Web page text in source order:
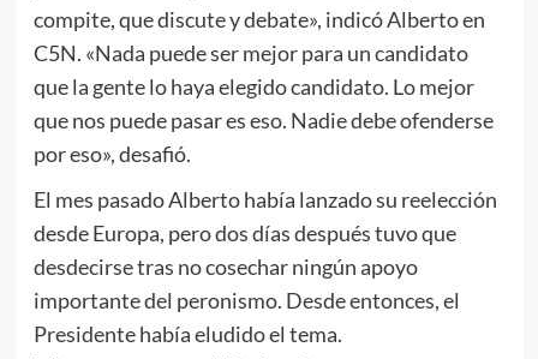
compite, que discute y debate», indicó Alberto en
C5N. «Nada puede ser mejor para un candidato
que la gente lo haya elegido candidato. Lo mejor
que nos puede pasar es eso. Nadie debe ofenderse
por eso», desafió.
El mes pasado Alberto había lanzado su reelección
desde Europa, pero dos días después tuvo que
desdecirse tras no cosechar ningún apoyo
importante del peronismo. Desde entonces, el
Presidente había eludido el tema.